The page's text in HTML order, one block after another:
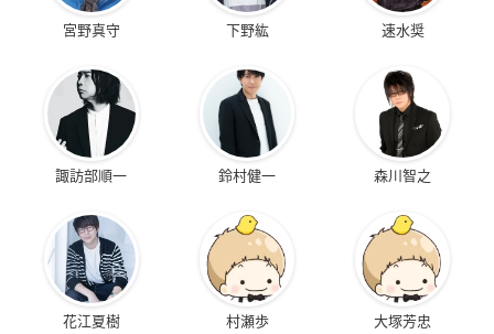
宮野真守 下野紘 速水奨
諏訪部順一 鈴村健一 森川智之
花江夏樹 村瀬歩 大塚芳忠